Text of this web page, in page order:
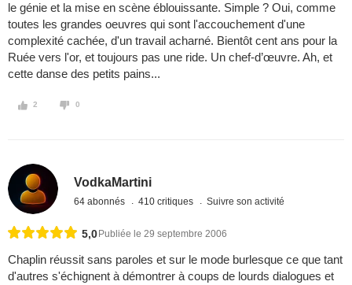
le génie et la mise en scène éblouissante. Simple ? Oui, comme
toutes les grandes oeuvres qui sont l'accouchement d'une
complexité cachée, d'un travail acharné. Bientôt cent ans pour la
Ruée vers l'or, et toujours pas une ride. Un chef-d’œuvre. Ah, et
cette danse des petits pains...
2 0
VodkaMartini
64 abonnés 410 critiques Suivre son activité
5,0 Publiée le 29 septembre 2006
Chaplin réussit sans paroles et sur le mode burlesque ce que tant
d'autres s'échignent à démontrer à coups de lourds dialogues et